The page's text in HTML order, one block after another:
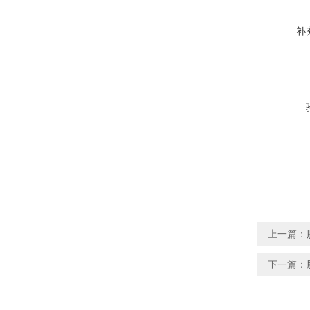
补
上一篇：
下一篇：